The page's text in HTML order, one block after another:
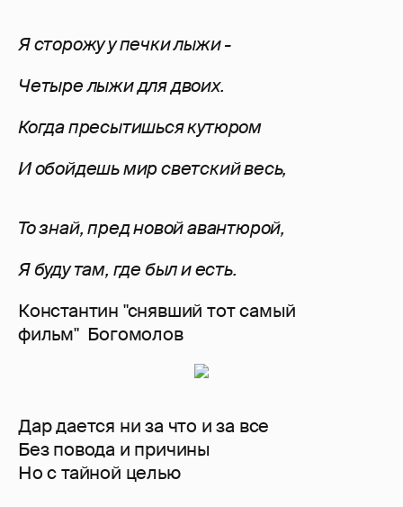
Я сторожу у печки лыжи -
Четыре лыжи для двоих.
Когда пресытишься кутюром
И обойдешь мир светский весь,
То знай, пред новой авантюрой,
Я буду там, где был и есть.
Константин "снявший тот самый
фильм" Богомолов
Дар дается ни за что и за все
Без повода и причины
Но с тайной целью